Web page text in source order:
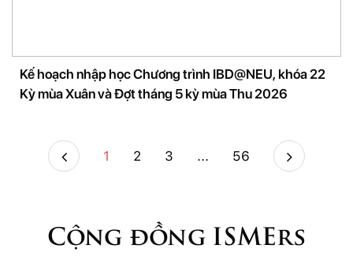
Kế hoạch nhập học Chương trình IBD@NEU, khóa 22
Kỳ mùa Xuân và Đợt tháng 5 kỳ mùa Thu 2026
1 2 3 ... 56
Cộng đồng ISMErs